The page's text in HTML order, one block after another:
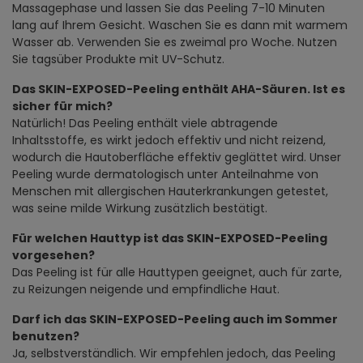
Massagephase und lassen Sie das Peeling 7-10 Minuten
lang auf Ihrem Gesicht. Waschen Sie es dann mit warmem
Wasser ab. Verwenden Sie es zweimal pro Woche. Nutzen
Sie tagsüber Produkte mit UV-Schutz.
Das SKIN-EXPOSED-Peeling enthält AHA-Säuren. Ist es
sicher für mich?
Natürlich! Das Peeling enthält viele abtragende
Inhaltsstoffe, es wirkt jedoch effektiv und nicht reizend,
wodurch die Hautoberfläche effektiv geglättet wird. Unser
Peeling wurde dermatologisch unter Anteilnahme von
Menschen mit allergischen Hauterkrankungen getestet,
was seine milde Wirkung zusätzlich bestätigt.
Für welchen Hauttyp ist das SKIN-EXPOSED-Peeling
vorgesehen?
Das Peeling ist für alle Hauttypen geeignet, auch für zarte,
zu Reizungen neigende und empfindliche Haut.
Darf ich das SKIN-EXPOSED-Peeling auch im Sommer
benutzen?
Ja, selbstverständlich. Wir empfehlen jedoch, das Peeling